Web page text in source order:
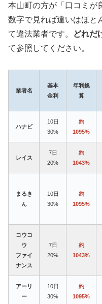
本山町の方が「口コミが
数字で見れば違いはほと
て違法業者です。
どれだ
て参照してください。
業者名
基本
金利
年利換
算
ハナビ
10日
30%
約
1095%
レイス
7日
20%
約
1043%
まるき
ん
10日
30%
約
1095%
コウコ
ウ
ファイ
ナンス
7日
20%
約
1043%
アーリ
ー
10日
30%
約
1095%